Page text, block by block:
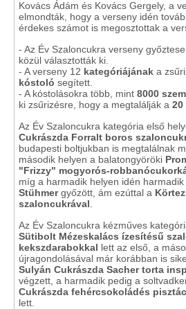
Kovács Ádám és Kovács Gergely, a
elmondták, hogy a verseny idén
érdekes számot is megosztottak a
- Az Év Szaloncukra verseny
közül választották ki.
- A verseny 12 kategóriájának a
kóstoló segített.
- A kóstolásokra több, mint 8000 szem
ki zsűrizésre, hogy a megtalálják a 20
Az Év Szaloncukra kategória első
Cukrászda Forralt boros
budapesti boltjukban is megtalálnak
második helyen a balatongyöröki
"Frizzy" mogyorós-
míg a harmadik helyen idén
Stühmergyőzött, ám ezúttal a
szaloncukrával
Az Év Szaloncukra kézműves
Sütibolt Mézeskalács ízesítésű
kekszdarabokkal lett az első, a
újragondolásával már korábban is
Sulyán Cukrászda Sacher torta
végzett, a harmadik pedig a
Cukrászda fehércsokoládés
lett.